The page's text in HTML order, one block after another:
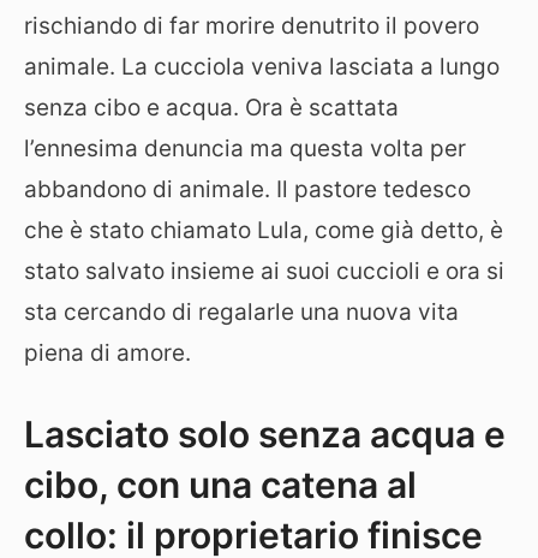
rischiando di far morire denutrito il povero
animale. La cucciola veniva lasciata a lungo
senza cibo e acqua. Ora è scattata
l’ennesima denuncia ma questa volta per
abbandono di animale. Il pastore tedesco
che è stato chiamato Lula, come già detto, è
stato salvato insieme ai suoi cuccioli e ora si
sta cercando di regalarle una nuova vita
piena di amore.
Lasciato solo senza acqua e
cibo, con una catena al
collo: il proprietario finisce